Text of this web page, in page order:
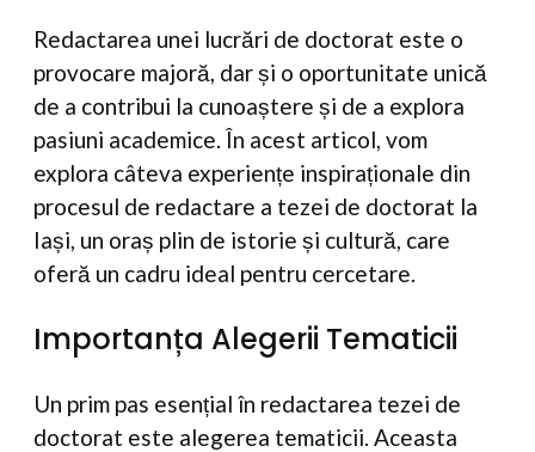
Redactarea unei lucrări de doctorat este o
provocare majoră, dar și o oportunitate unică
de a contribui la cunoaștere și de a explora
pasiuni academice. În acest articol, vom
explora câteva experiențe inspiraționale din
procesul de redactare a tezei de doctorat la
Iași, un oraș plin de istorie și cultură, care
oferă un cadru ideal pentru cercetare.
Importanța Alegerii Tematicii
Un prim pas esențial în redactarea tezei de
doctorat este alegerea tematicii. Aceasta